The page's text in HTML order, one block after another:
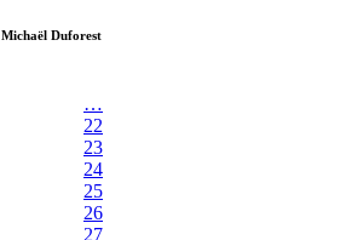
Michaël Duforest
…
22
23
24
25
26
27